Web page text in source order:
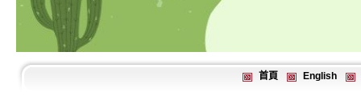
首頁 English